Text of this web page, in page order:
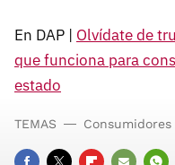
En DAP | Olvídate de
que funciona para
estado
TEMAS Consumidores